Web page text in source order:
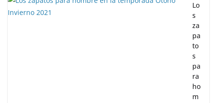
Lo
s
za
pa
to
s
pa
ra
ho
m